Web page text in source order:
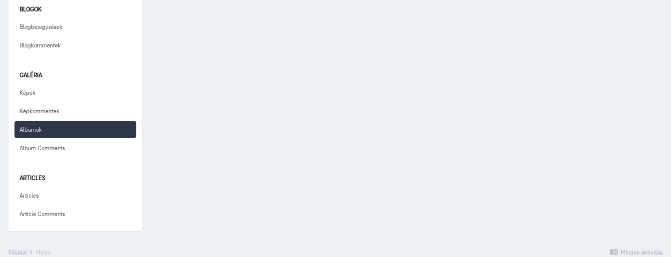
BLOGOK
Blogbejegyzések
Blogkommentek
GALÉRIA
Képek
Képkommentek
Albumok
Album Comments
ARTICLES
Articles
Article Comments
Minden aktivitás
Főoldal Malya